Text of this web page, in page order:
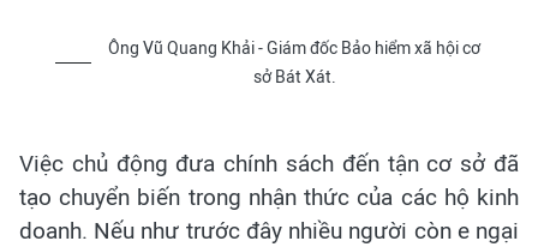
Ông Vũ Quang Khải - Giám đốc Bảo hiểm xã hội cơ
sở Bát Xát.
Việc chủ động đưa chính sách đến tận cơ sở đã
tạo chuyển biến trong nhận thức của các hộ kinh
doanh. Nếu như trước đây nhiều người còn e ngại